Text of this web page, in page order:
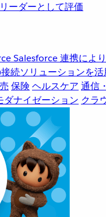
ーダーとして評価
Salesforce 連携によ
続ソリューションを
保険 ヘルスケア 通信
ダナイゼーション クラ